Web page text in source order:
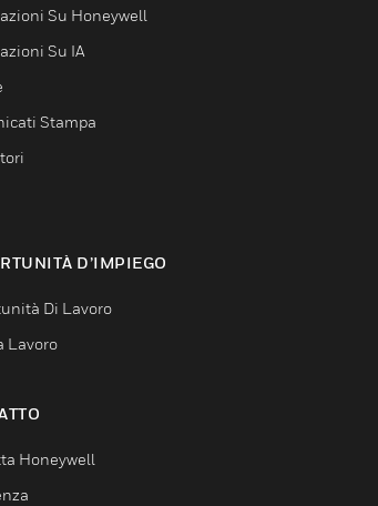
Su Honeywell
Su IA
Stampa
D’IMPIEGO
Di Lavoro
Lavoro
Honeywell